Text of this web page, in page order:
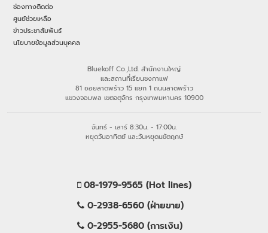
ช่องทางติดต่อ
ศูนย์ช่วยเหลือ
ข่าวประชาสัมพันธ์
นโยบายข้อมูลส่วนบุคคล
Bluekoff Co.,Ltd. สำนักงานใหญ่
และสถานที่เรียนชงกาแฟ
81 ซอยลาดพร้าว 15 แยก 1 ถนนลาดพร้าว
แขวงจอมพล เขตจตุจักร กรุงเทพมหานคร 10900
จันทร์ - เสาร์ 8:30น. - 17:00น.
หยุดวันอาทิตย์ และวันหยุดนขัตฤกษ์
08-1979-9565 (Hot lines)
0-2938-6560 (ฝ่ายขาย)
0-2955-5680 (การเงิน)